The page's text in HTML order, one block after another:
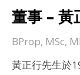
董事 – 黃
BProp, MSc,
黃正行先生於